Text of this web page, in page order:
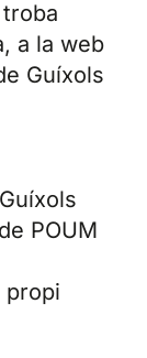
a la web
Guíxols
POUM
propi